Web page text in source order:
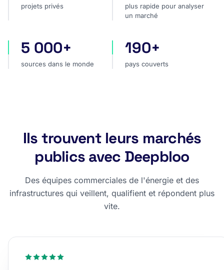
projets privés
plus rapide pour analyser
un marché
sources dans le monde
5 000+
sources dans le monde
pays couverts
190+
pays couverts
Ils trouvent leurs marchés
publics avec Deepbloo
Des équipes commerciales de l'énergie et des
infrastructures qui veillent, qualifient et répondent plus
vite.